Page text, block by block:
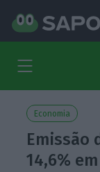
Economia
Emissão
14,6%